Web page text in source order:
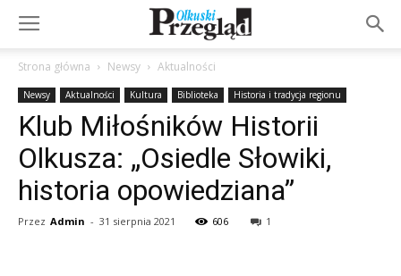
Strona główna Newsy Aktualności
Newsy Aktualności Kultura Biblioteka Historia i tradycja regionu
Klub Miłośników Historii
Olkusza: „Osiedle Słowiki,
historia opowiedziana”
Przez Admin - 31 sierpnia 2021 606 1